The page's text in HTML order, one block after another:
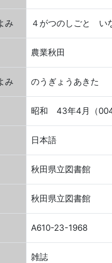
み ４がつのしごと
農業秋田
み のうぎょうあきた
昭和 43年4月（
日本語
秋田県立図書館
秋田県立図書館
A610-23-1968
雑誌